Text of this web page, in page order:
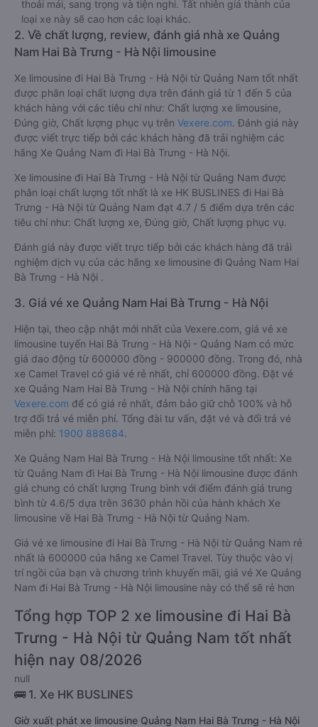
thoải mái, sang trọng và tiện nghi. Tất nhiên giá thành của
loại xe này sẽ cao hơn các loại khác.
2. Về chất lượng, review, đánh giá nhà xe Quảng
Nam Hai Bà Trưng - Hà Nội limousine
Xe limousine đi Hai Bà Trưng - Hà Nội từ Quảng Nam tốt nhất
được phân loại chất lượng dựa trên đánh giá từ 1 đến 5 của
khách hàng với các tiêu chí như: Chất lượng xe limousine,
Đúng giờ, Chất lượng phục vụ trên Vexere.com. Đánh giá này
được viết trực tiếp bởi các khách hàng đã trải nghiệm các
hãng Xe Quảng Nam đi Hai Bà Trưng - Hà Nội.
Xe limousine đi Hai Bà Trưng - Hà Nội từ Quảng Nam được
phân loại chất lượng tốt nhất là xe HK BUSLINES đi Hai Bà
Trưng - Hà Nội từ Quảng Nam đạt 4.7 / 5 điểm dựa trên các
tiêu chí như: Chất lượng xe, Đúng giờ, Chất lượng phục vụ.
Đánh giá này được viết trực tiếp bởi các khách hàng đã trải
nghiệm dịch vụ của các hãng xe limousine đi Quảng Nam Hai
Bà Trưng - Hà Nội .
3. Giá vé xe Quảng Nam Hai Bà Trưng - Hà Nội
Hiện tại, theo cập nhật mới nhất của Vexere.com, giá vé xe
limousine tuyến Hai Bà Trưng - Hà Nội - Quảng Nam có mức
giá dao động từ 600000 đồng - 900000 đồng. Trong đó, nhà
xe Camel Travel có giá vé rẻ nhất, chỉ 600000 đồng. Đặt vé
xe Quảng Nam Hai Bà Trưng - Hà Nội chính hãng tại
Vexere.com để có giá rẻ nhất, đảm bảo giữ chỗ 100% và hỗ
trợ đổi trả vé miễn phí. Tổng đài tư vấn, đặt vé và đổi trả vé
miễn phí: 1900 888684.
Xe Quảng Nam Hai Bà Trưng - Hà Nội limousine tốt nhất: Xe
từ Quảng Nam đi Hai Bà Trưng - Hà Nội limousine được đánh
giá chung có chất lượng Trung bình với điểm đánh giá trung
bình từ 4.6/5 dựa trên 3630 phản hồi của hành khách Xe
limousine về Hai Bà Trưng - Hà Nội từ Quảng Nam.
Giá vé xe limousine đi Hai Bà Trưng - Hà Nội từ Quảng Nam rẻ
nhất là 600000 của hãng xe Camel Travel. Tùy thuộc vào vị
trí ngồi của bạn và chương trình khuyến mãi, giá vé Xe Quảng
Nam đi Hai Bà Trưng - Hà Nội limousine này có thể sẽ rẻ hơn
Tổng hợp TOP 2 xe limousine đi Hai Bà
Trưng - Hà Nội từ Quảng Nam tốt nhất
hiện nay 08/2026
null
🚌 1. Xe HK BUSLINES
Giờ xuất phát xe limousine Quảng Nam Hai Bà Trưng - Hà Nội